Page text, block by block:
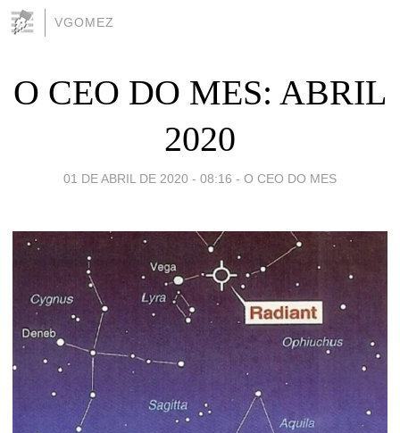
VGOMEZ
O CEO DO MES: ABRIL
2020
01 DE ABRIL DE 2020 - 08:16 - O CEO DO MES